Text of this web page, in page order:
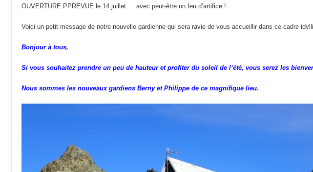
OUVERTURE PPREVUE le 14 juillet … avec peut-être un feu d’artifice !
Voici un petit message de notre nouvelle gardienne qui sera ravie de vous accueillir dans ce cadre
Bonjour à tous,
Si vous souhaitez prendre un peu de hauteur et profiter du soleil de l’été, vous serez les
Nous sommes les nouveaux gardiens Berny et Philippe de ce magnifique lieu.